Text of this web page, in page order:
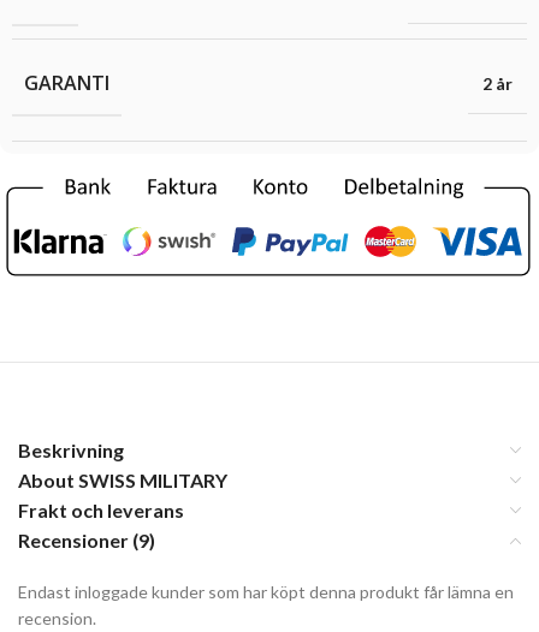
GARANTI 2 år
Beskrivning
About SWISS MILITARY
Frakt och leverans
Recensioner (9)
Endast inloggade kunder som har köpt denna produkt får lämna en
recension.